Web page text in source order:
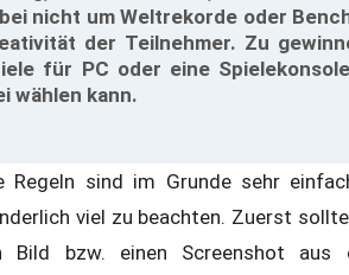
nicht um Weltrekorde oder
der Teilnehmer. Zu
für PC oder eine
wählen kann.
Regeln sind im Grunde sehr
viel zu beachten. Zuerst
Bild bzw. einen Screenshot aus